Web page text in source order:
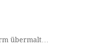
übermalt…